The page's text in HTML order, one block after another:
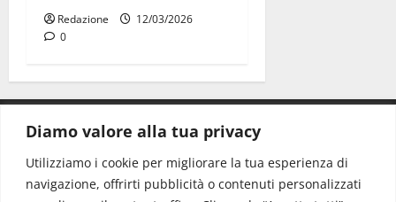
Diamo valore alla tua privacy
Utilizziamo i cookie per migliorare la tua esperienza di
navigazione, offrirti pubblicità o contenuti personalizzati
Redazione
12/03/2026
0
Redazione: redazione@www.martinasera.it